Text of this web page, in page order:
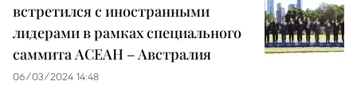
встретился с иностранными
лидерами в рамках специального
саммита АСЕАН – Австралия
06/03/2024 14:48